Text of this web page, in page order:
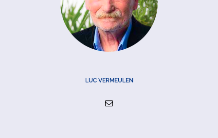
LUC VERMEULEN